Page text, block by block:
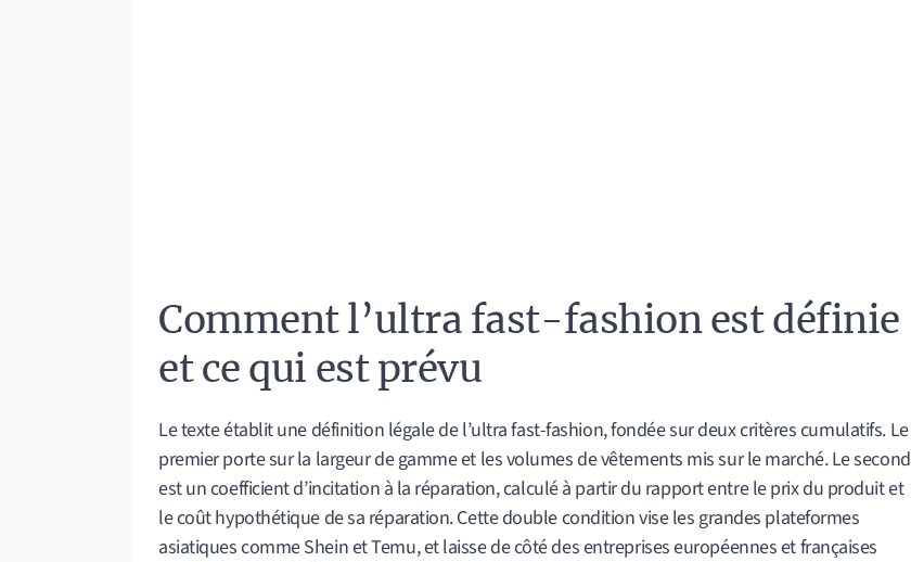
Comment l’ultra fast-fashion est définie
et ce qui est prévu
Le texte établit une définition légale de l’ultra fast-fashion, fondée sur deux critères cumulatifs. Le
premier porte sur la largeur de gamme et les volumes de vêtements mis sur le marché. Le second
est un coefficient d’incitation à la réparation, calculé à partir du rapport entre le prix du produit et
le coût hypothétique de sa réparation. Cette double condition vise les grandes plateformes
asiatiques comme Shein et Temu, et laisse de côté des entreprises européennes et françaises